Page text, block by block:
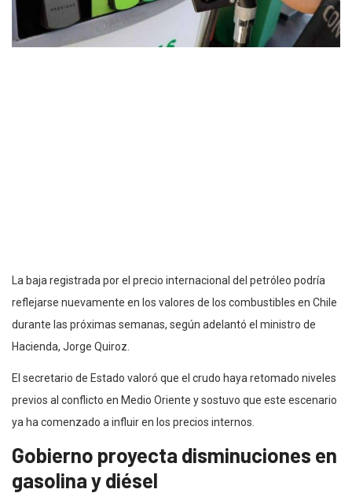
La baja registrada por el precio internacional del petróleo podría
reflejarse nuevamente en los valores de los combustibles en Chile
durante las próximas semanas, según adelantó el ministro de
Hacienda, Jorge Quiroz.
El secretario de Estado valoró que el crudo haya retomado niveles
previos al conflicto en Medio Oriente y sostuvo que este escenario
ya ha comenzado a influir en los precios internos.
Gobierno proyecta disminuciones en
gasolina y diésel